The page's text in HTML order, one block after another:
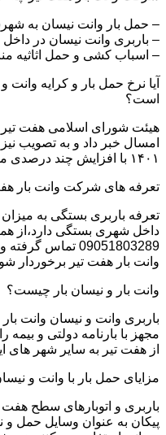
– حمل بار وانت نیسان به
– باربری وانت نیسان در
– اسباب کشی و حمل اثاثیه
است؟
هیئت شورای اسلامی هفت تیر
امسال خبر داد و به تصویب
۱۴۰۱ با افزایش چند درصدی مواجه شد.
تعرفه های شرکت وانت بار هفت تیر در
تعرفه باربری بستگی به
داخل شهری بستگی دارد،از
09051803289
وانت بار هفت تیر برخوردار
وانت بار و نیسان بار چیست؟
باربری وانت و نیسان وانت
مجهز با بارنامه دولتی و بیمه
از هفت تیر به سایر شهر های
مزایای حمل بار با وانت و
باربری و اتوبارهای سطح هفت
پیکان به عنوان وسایل حمل